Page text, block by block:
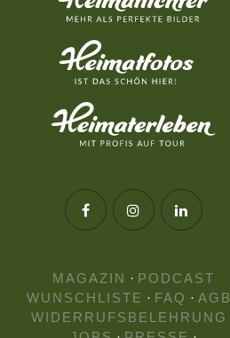
MAGAZIN · PODCAST
WUNSCHLISTE · FAQ · AGB
WIDERRUFSBELEHRUNG